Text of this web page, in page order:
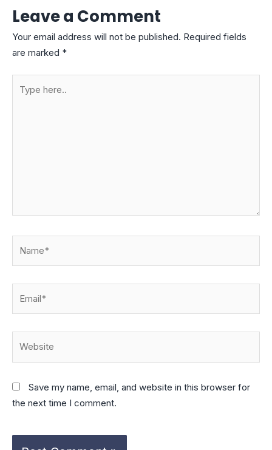
Leave a Comment
Your email address will not be published. Required fields
are marked *
here..
Save my name, email, and website in this browser for
the next time I comment.